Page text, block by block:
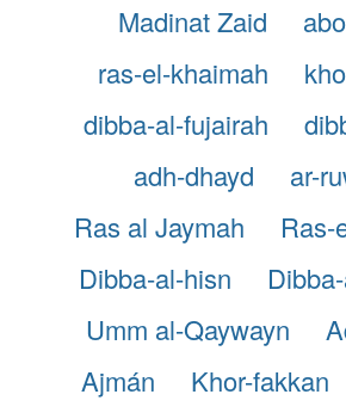
Madinat Zaid
ras-el-khaimah
dibba-al-fujairah
adh-dhayd
ar-
Ras al Jaymah
Ras-
Dibba-al-hisn
Umm al-Qaywayn
Ajmán
Khor-fakkan